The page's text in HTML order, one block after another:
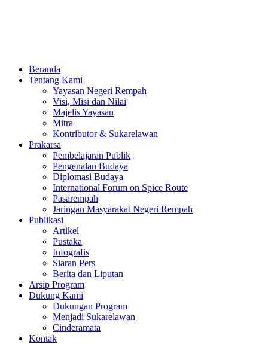
Beranda
Tentang Kami
Yayasan Negeri Rempah
Visi, Misi dan Nilai
Majelis Yayasan
Mitra
Kontributor & Sukarelawan
Prakarsa
Pembelajaran Publik
Pengenalan Budaya
Diplomasi Budaya
International Forum on Spice Route
Pasarempah
Jaringan Masyarakat Negeri Rempah
Publikasi
Artikel
Pustaka
Infografis
Siaran Pers
Berita dan Liputan
Arsip Program
Dukung Kami
Dukungan Program
Menjadi Sukarelawan
Cinderamata
Kontak